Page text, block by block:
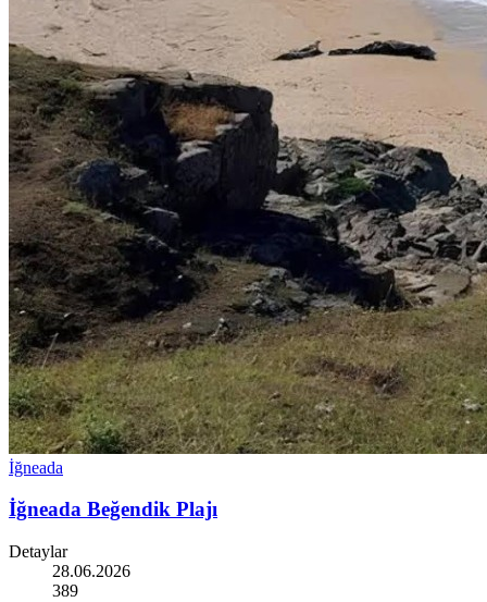
İğneada
İğneada Beğendik Plajı
Detaylar
28.06.2026
389